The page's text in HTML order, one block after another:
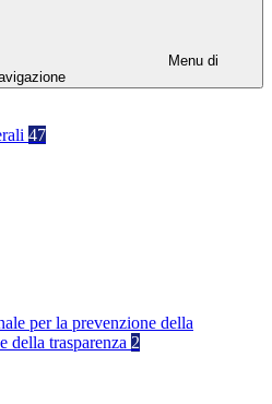
Menu di
47
per la prevenzione della
della trasparenza 2